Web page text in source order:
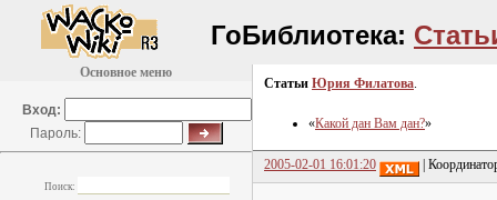
ГоБиблиотека:
Основное меню
Вход:
Пароль:
Поиск:
Статьи Юрия Филатова.
«Какой дан Вам дан?»
2005-02-01 16:01:20 |